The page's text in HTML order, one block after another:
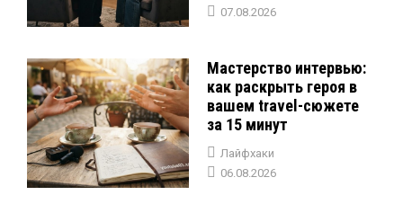
07.08.2026
Мастерство интервью:
как раскрыть героя в
вашем travel-сюжете
за 15 минут
Лайфхаки
06.08.2026